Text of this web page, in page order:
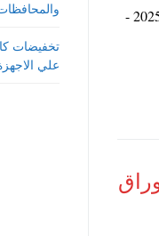
نستعرض معكم رابط موقع نتيجة قرعة الهجرة العشوائية إلى أمريكا 2025 -
ساعة الأوراق
والمحافظات
علي